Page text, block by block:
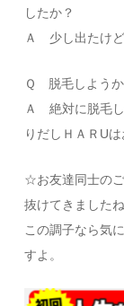
したか？
Ａ 少し出たけど
Ｑ 脱毛しようか
Ａ 絶対に脱毛
りだしＨＡＲUは
☆お友達同士のご
抜けてきましたね
この調子なら気
すよ。